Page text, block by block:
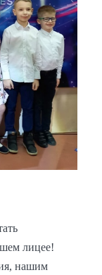
лицее!
нашим